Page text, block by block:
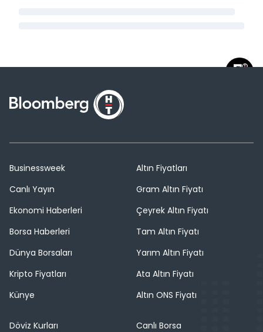
Businessweek
Canlı Yayın
Ekonomi Haberleri
Borsa Haberleri
Dünya Borsaları
Kripto Fiyatları
Künye
Altın Fiyatları
Gram Altın Fiyatı
Çeyrek Altın Fiyatı
Tam Altın Fiyatı
Yarım Altın Fiyatı
Ata Altın Fiyatı
Altın ONS Fiyatı
Döviz Kurları
Canlı Borsa